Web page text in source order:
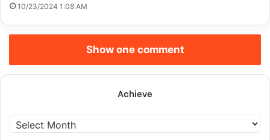
10/23/2024 1:08 AM
Show one comment
Achieve
c